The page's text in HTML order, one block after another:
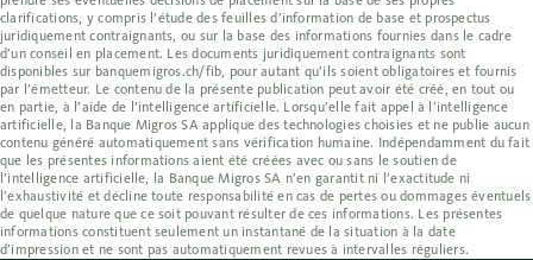
clarifications, y compris l’étude des feuilles d’information de base et prospectus
juridiquement contraignants, ou sur la base des informations fournies dans le cadre
d’un conseil en placement. Les documents juridiquement contraignants sont
disponibles sur banquemigros.ch/fib, pour autant qu’ils soient obligatoires et fournis
par l’émetteur. Le contenu de la présente publication peut avoir été créé, en tout ou
en partie, à l’aide de l’intelligence artificielle. Lorsqu’elle fait appel à l’intelligence
artificielle, la Banque Migros SA applique des technologies choisies et ne publie aucun
contenu généré automatiquement sans vérification humaine. Indépendamment du fait
que les présentes informations aient été créées avec ou sans le soutien de
l’intelligence artificielle, la Banque Migros SA n’en garantit ni l’exactitude ni
l’exhaustivité et décline toute responsabilité en cas de pertes ou dommages éventuels
de quelque nature que ce soit pouvant résulter de ces informations. Les présentes
informations constituent seulement un instantané de la situation à la date
d’impression et ne sont pas automatiquement revues à intervalles réguliers.